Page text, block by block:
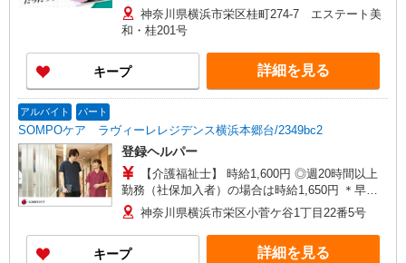
介護手当:500円/時間 ・早朝夜間深夜手当:300円/
時間 （18:00〜翌07:59の時間帯） ・ICT手
当:2,000円/月 ・深夜割増は別途支給 ・ケア→ケ
アの移動時間も賃金（時給）を支給 ※給与幅は資
格・経験等による
神奈川県横浜市栄区桂町274-7 エステート美
和・桂201号
キープ 詳細を見る
アルバイト パート
SOMPOケア ラヴィーレレジデンス横浜本郷台/2349bc2
登録ヘルパー
【介護福祉士】 時給1,600円 ◎週20時間以上
勤務（社保加入者）の場合は時給1,650円 ＊早朝
夜間（〜8:00、18:00〜）：時給2,000円〜 ＊日曜
祝日：時給1,900円〜 【実務者研修・初任者研修
（ヘルパー1級・2級）】 時給1,520円 ◎週20時間
以上勤務（社保加入者）の場合は時給1,570円 ＊
神奈川県横浜市栄区小菅ケ谷1丁目22番5号
キープ 詳細を見る